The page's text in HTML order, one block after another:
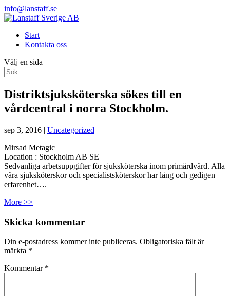
info@lanstaff.se
Start
Kontakta oss
Välj en sida
Distriktsjuksköterska sökes till en
vårdcentral i norra Stockholm.
sep 3, 2016 | Uncategorized
Mirsad Metagic
Location : Stockholm AB SE
Sedvanliga arbetsuppgifter för sjuksköterska inom primärdvård. Alla
våra sjuksköterskor och specialistsköterskor har lång och gedigen
erfarenhet….
More >>
Skicka kommentar
Din e-postadress kommer inte publiceras. Obligatoriska fält är
märkta *
Kommentar *